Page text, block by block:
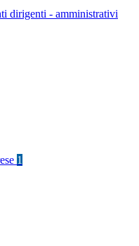
dirigenti - amministrativi
1